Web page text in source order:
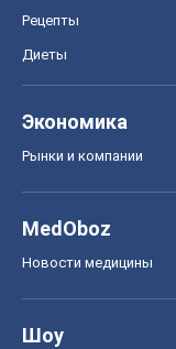
Рецепты
Диеты
Экономика
Рынки и компании
MedOboz
Новости медицины
Шоу